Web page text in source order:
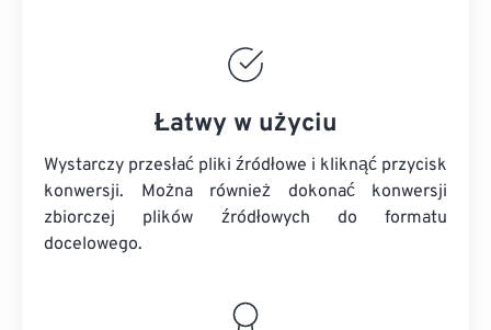
Łatwy w użyciu
Wystarczy przesłać pliki źródłowe i kliknąć przycisk
konwersji. Można również dokonać konwersji
zbiorczej plików źródłowych do formatu
docelowego.